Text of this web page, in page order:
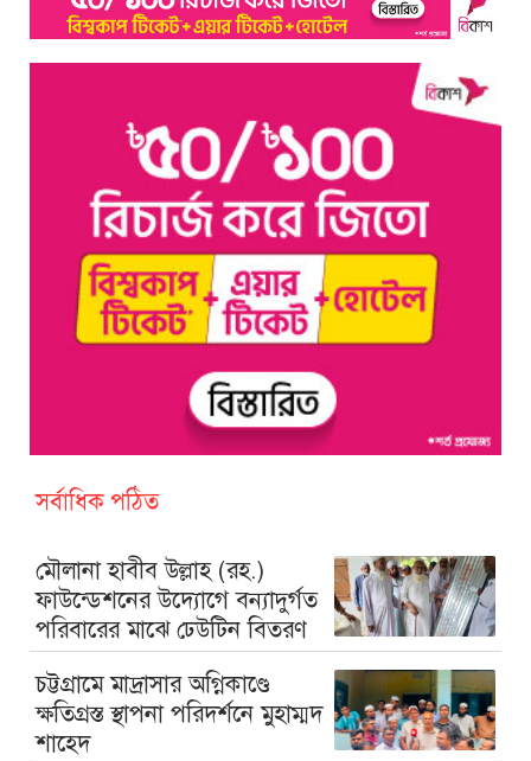
সর্বাধিক পঠিত
মৌলানা হাবীব উল্লাহ (রহ.)
ফাউন্ডেশনের উদ্যোগে বন্যাদুর্গত
পরিবারের মাঝে ঢেউটিন বিতরণ
চট্টগ্রামে মাদ্রাসার অগ্নিকাণ্ডে
ক্ষতিগ্রস্ত স্থাপনা পরিদর্শনে মুহাম্মদ
শাহেদ